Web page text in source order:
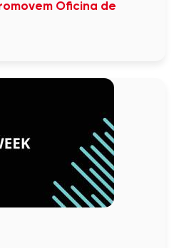
Oficina de